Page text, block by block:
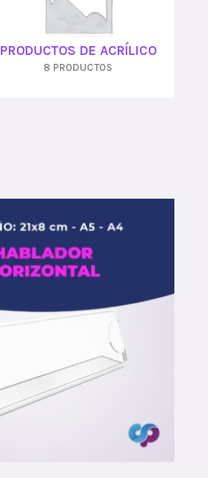
PRODUCTOS DE ACRÍLICO
8 PRODUCTOS